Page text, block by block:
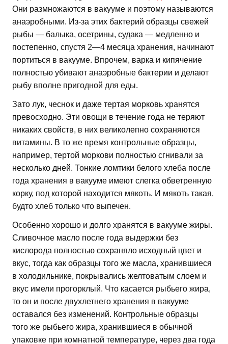
Они размножаются в вакууме и поэтому называются
анаэробными. Из-за этих бактерий образцы свежей
рыбы — балыка, осетрины, судака — медленно и
постепенно, спустя 2—4 месяца хранения, начинают
портиться в вакууме. Впрочем, варка и кипячение
полностью убивают анаэробные бактерии и делают
рыбу вполне пригодной для еды.
Зато лук, чеснок и даже тертая морковь хранятся
превосходно. Эти овощи в течение года не теряют
никаких свойств, в них великолепно сохраняются
витамины. В то же время контрольные образцы,
например, тертой моркови полностью сгнивали за
несколько дней. Тонкие ломтики белого хлеба после
года хранения в вакууме имеют слегка обветренную
корку, под которой находится мякоть. И мякоть такая,
будто хлеб только что выпечен.
Особенно хорошо и долго хранятся в вакууме жиры.
Сливочное масло после года выдержки без
кислорода полностью сохраняло исходный цвет и
вкус, тогда как образцы того же масла, хранившиеся
в холодильнике, покрывались желтоватым слоем и
вкус имели прогорклый. Что касается рыбьего жира,
то он и после двухлетнего хранения в вакууме
оставался без изменений. Контрольные образцы
того же рыбьего жира, хранившиеся в обычной
упаковке при комнатной температуре, через два года